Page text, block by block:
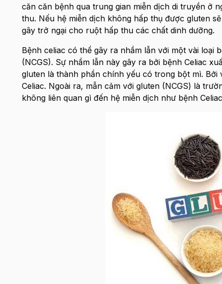
căn căn bệnh qua trung gian miễn dịch di truyền ở
thu. Nếu hệ miễn dịch không hấp thụ được gluten
gây trở ngại cho ruột hấp thu các chất dinh dưỡng.
Bệnh celiac có thể gây ra nhầm lẫn với một vài loại
(NCGS). Sự nhầm lẫn này gây ra bởi bệnh Celiac
gluten là thành phần chính yếu có trong bột mì.
Celiac. Ngoài ra, mẫn cảm với gluten (NCGS) là
không liên quan gì đến hệ miễn dịch như bệnh